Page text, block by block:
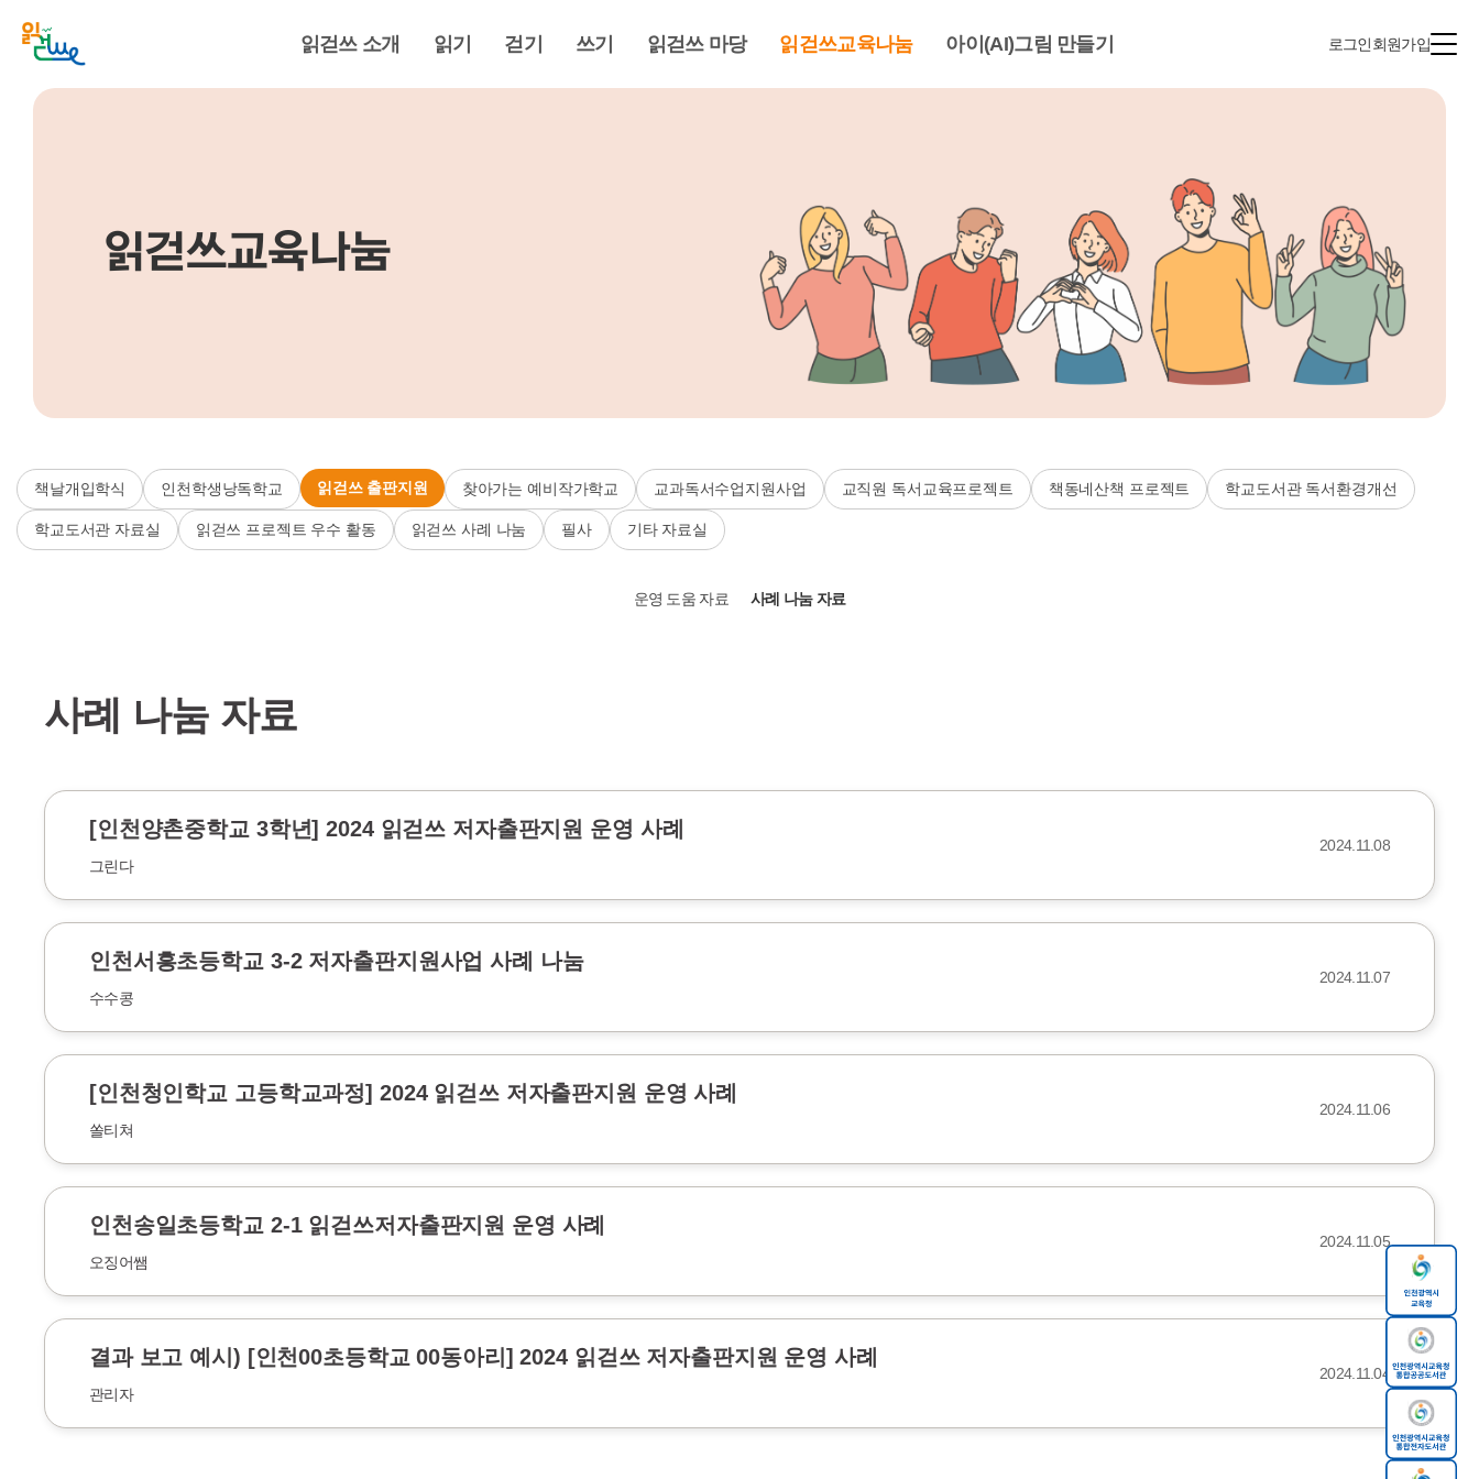
읽걷쓰 소개 읽기 걷기 쓰기 읽걷쓰 마당 읽걷쓰교육나눔 아이(AI)그림 만들기 로그인회원가입
읽걷쓰교육나눔
책날개입학식 인천학생낭독학교 읽걷쓰 출판지원 찾아가는 예비작가학교 교과독서수업지원사업 교직원 독서교육프로젝트 책동네산책 프로젝트 학교도서관 독서환경개선
학교도서관 자료실 읽걷쓰 프로젝트 우수 활동 읽걷쓰 사례 나눔 필사 기타 자료실
운영 도움 자료 사례 나눔 자료
사례 나눔 자료
[인천양촌중학교 3학년] 2024 읽걷쓰 저자출판지원 운영 사례
그린다
2024.11.08
인천서흥초등학교 3-2 저자출판지원사업 사례 나눔
수수콩
2024.11.07
[인천청인학교 고등학교과정] 2024 읽걷쓰 저자출판지원 운영 사례
쏠티쳐
2024.11.06
인천송일초등학교 2-1 읽걷쓰저자출판지원 운영 사례
오징어쌤
2024.11.05
결과 보고 예시) [인천00초등학교 00동아리] 2024 읽걷쓰 저자출판지원 운영 사례
관리자
2024.11.04